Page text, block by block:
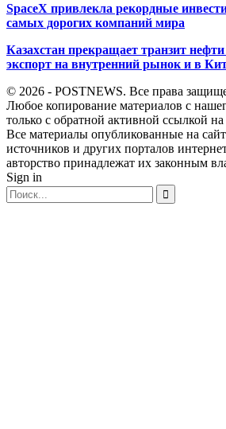
SpaceX привлекла рекордные
самых дорогих компаний мира
Казахстан прекращает транзит
экспорт на внутренний рынок и в
© 2026 - POSTNEWS. Все права
Любое копирование материалов с
только с обратной активной ссылкой на
Все материалы опубликованные на
источников и других порталов
авторство принадлежат их законным
Sign in